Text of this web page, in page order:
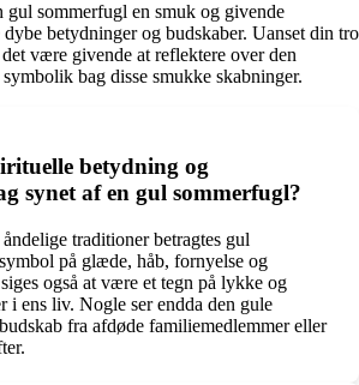
gul sommerfugl en smuk og givende
betydninger og budskaber. Uanset din tro
være givende at reflektere over den
bag disse smukke skabninger.
betydning og
synet af en gul sommerfugl?
traditioner betragtes gul
på glæde, håb, fornyelse og
også at være et tegn på lykke og
i ens liv. Nogle ser endda den gule
fra afdøde familiemedlemmer eller